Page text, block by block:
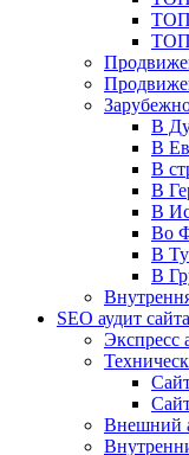
В
В
В
В
В
Во
В
В
SEO аудит сайта
Экспресс
Внешний